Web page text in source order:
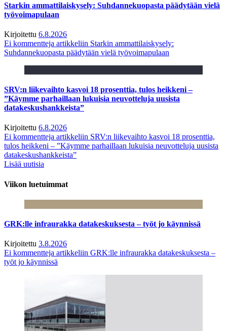
Starkin ammattilaiskysely: Suhdannekuopasta päädytään vielä
työvoimapulaan
Kirjoitettu 6.8.2026
Ei kommentteja artikkeliin Starkin ammattilaiskysely:
Suhdannekuopasta päädytään vielä työvoimapulaan
SRV:n liikevaihto kasvoi 18 prosenttia, tulos heikkeni –
”Käymme parhaillaan lukuisia neuvotteluja uusista
datakeskushankkeista”
Kirjoitettu 6.8.2026
Ei kommentteja artikkeliin SRV:n liikevaihto kasvoi 18 prosenttia,
tulos heikkeni – ”Käymme parhaillaan lukuisia neuvotteluja uusista
datakeskushankkeista”
Lisää uutisia
Viikon luetuimmat
GRK:lle infraurakka datakeskuksesta – työt jo käynnissä
Kirjoitettu 3.8.2026
Ei kommentteja artikkeliin GRK:lle infraurakka datakeskuksesta –
työt jo käynnissä